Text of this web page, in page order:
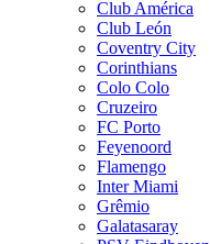
Club América
Club León
Coventry City
Corinthians
Colo Colo
Cruzeiro
FC Porto
Feyenoord
Flamengo
Inter Miami
Grêmio
Galatasaray